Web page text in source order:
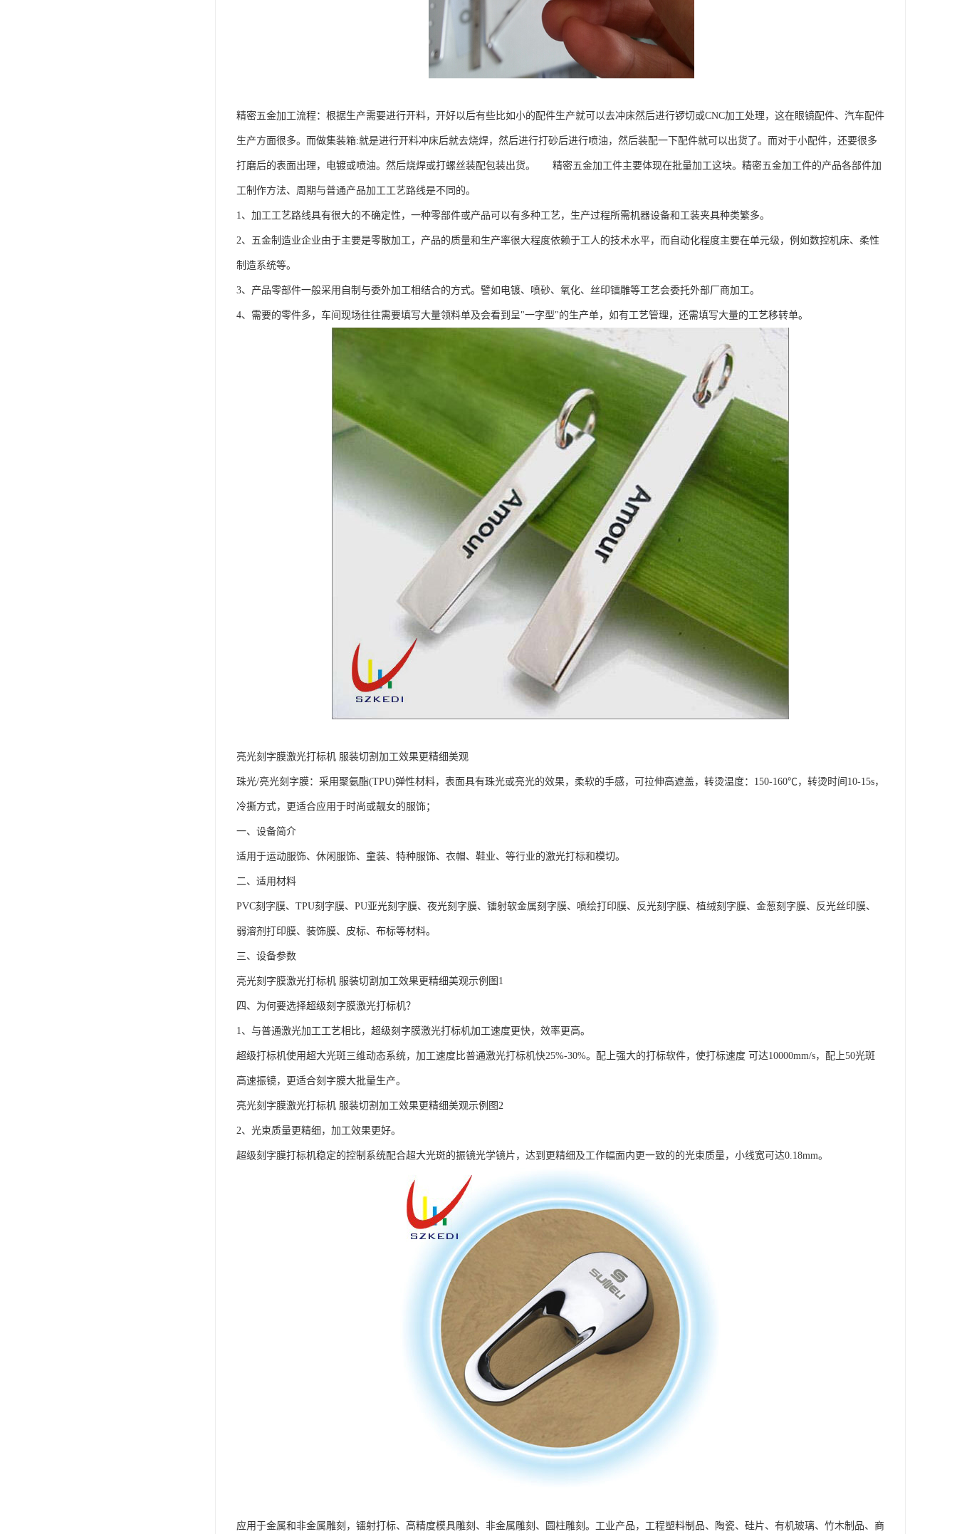
精密五金加工流程：根据生产需要进行开料，开好以后有些比如小的配件生产就可以去冲床然后进行锣切或CNC加工处理，这在眼镜配件、汽车配件
生产方面很多。而做集装箱:就是进行开料冲床后就去烧焊，然后进行打砂后进行喷油，然后装配一下配件就可以出货了。而对于小配件，还要很多
打磨后的表面出理，电镀或喷油。然后烧焊或打螺丝装配包装出货。 精密五金加工件主要体现在批量加工这块。精密五金加工件的产品各部件加
工制作方法、周期与普通产品加工工艺路线是不同的。
1、加工工艺路线具有很大的不确定性，一种零部件或产品可以有多种工艺，生产过程所需机器设备和工装夹具种类繁多。
2、五金制造业企业由于主要是零散加工，产品的质量和生产率很大程度依赖于工人的技术水平，而自动化程度主要在单元级，例如数控机床、柔性
制造系统等。
3、产品零部件一般采用自制与委外加工相结合的方式。譬如电镀、喷砂、氧化、丝印镭雕等工艺会委托外部厂商加工。
4、需要的零件多，车间现场往往需要填写大量领料单及会看到呈"一字型"的生产单，如有工艺管理，还需填写大量的工艺移转单。
亮光刻字膜激光打标机 服装切割加工效果更精细美观
珠光/亮光刻字膜：采用聚氨酯(TPU)弹性材料，表面具有珠光或亮光的效果，柔软的手感，可拉伸高遮盖，转烫温度：150-160℃，转烫时间10-15s，
冷撕方式，更适合应用于时尚或靓女的服饰；
一、设备简介
适用于运动服饰、休闲服饰、童装、特种服饰、衣帽、鞋业、等行业的激光打标和模切。
二、适用材料
PVC刻字膜、TPU刻字膜、PU亚光刻字膜、夜光刻字膜、镭射软金属刻字膜、喷绘打印膜、反光刻字膜、植绒刻字膜、金葱刻字膜、反光丝印膜、
弱溶剂打印膜、装饰膜、皮标、布标等材料。
三、设备参数
亮光刻字膜激光打标机 服装切割加工效果更精细美观示例图1
四、为何要选择超级刻字膜激光打标机？
1、与普通激光加工工艺相比，超级刻字膜激光打标机加工速度更快，效率更高。
超级打标机使用超大光斑三维动态系统，加工速度比普通激光打标机快25%-30%。配上强大的打标软件，使打标速度 可达10000mm/s，配上50光斑
高速振镜，更适合刻字膜大批量生产。
亮光刻字膜激光打标机 服装切割加工效果更精细美观示例图2
2、光束质量更精细，加工效果更好。
超级刻字膜打标机稳定的控制系统配合超大光斑的振镜光学镜片，达到更精细及工作幅面内更一致的的光束质量，小线宽可达0.18mm。
应用于金属和非金属雕刻，镭射打标、高精度模具雕刻、非金属雕刻、圆柱雕刻。工业产品，工程塑料制品、陶瓷、硅片、有机玻璃、竹木制品、商